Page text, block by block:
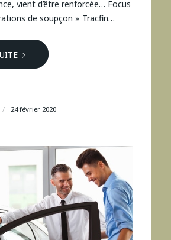
vient d’être renforcée… Focus
de soupçon » Tracfin…
/ 24 février 2020